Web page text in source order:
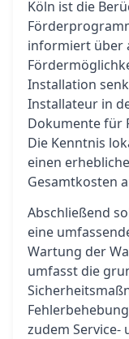
Köln ist die
informiert über
Installation
Installateur in
Dokumente für
Die Kenntnis
einen
Gesamtkosten
Abschließend
eine
Wartung der
umfasst die
zudem Service-